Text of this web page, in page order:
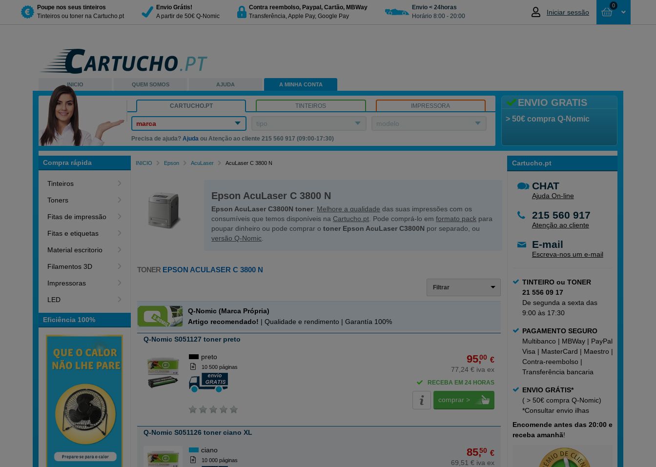
Poupe nos seus tinteiros
Tinteiros ou toner na Cartucho.pt
Envio Grátis!
A partir de 50€ Q-Nomic
Contra reembolso, Paypal, Cartão, MBWay
Transferência, Apple Pay, Google Pay
Envio < 24horas
Horário 8:00 - 20:00
Iniciar sessão
0
INICIO QUEM SOMOS AJUDA A MINHA CONTA
ENVIO GRATIS
> 50€ compra Q-Nomic
CARTUCHO.PT TINTEIROS IMPRESSORA
marca tipo modelo
Precisa de ajuda?Ajuda ou Atenção ao cliente 215 560 917 (09:00-17:30)
Compra rápida
Tinteiros
Toners
Fitas de impressão
Fitas e etiquetas
Material escritorio
Filamentos 3D
Impressoras
LED
Eficiência 100%
Cartucho.pt
CHAT
Ajuda On-line
215 560 917
Atenção ao cliente
E-mail
Escreva-nos um e-mail
TINTEIRO ou TONER
21 556 09 17
De segunda a sexta das
9:00 às 17:30
PAGAMENTO SEGURO
Multibanco | MBWay | PayPal |
Visa | MasterCard | Maestro |
Contra-reembolso |
Transferência bancaria
ENVIO GRÁTIS*
( > 50€ compra Q-Nomic)
*Consultarenvio ilhas
Encomende antes das 20:00 e
receba amanhã!
INICIO Epson AcuLaser AcuLaser C 3800 N
Epson AcuLaser C 3800 N
Epson AcuLaser C3800N toner: Melhore a qualidade das suas impressões com os
consumíveis que temos disponíveis na Cartucho.pt . Pode comprá-lo emformato pack para
poupar dinheiro ou pode comprar otoner Epson AcuLaser C3800N por separado, ou
versão Q-Nomic
TONER EPSON ACULASER C 3800 N
Filtrar
Q-Nomic (Marca Própria)
Artigo recomendado! | Qualidade e rendimento | Garantía 100%
Q-Nomic S051127 toner preto
preto
10 500 páginas
95,00 €
77,24 € iva ex
RECEBA EM 24 HORAS
comprar >
Q-Nomic S051126 toner ciano XL
ciano
10 000 páginas
85,50 €
69,51 € iva ex